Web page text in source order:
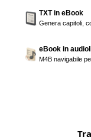
TXT in eBook
Genera capitoli,
eBook in
M4B navigabile